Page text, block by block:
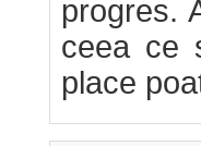
progres.
ceea ce
place